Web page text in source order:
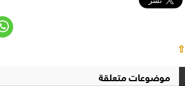
⇧
موضوعات متعلقة